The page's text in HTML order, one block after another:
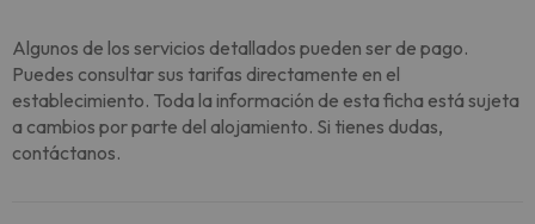
Algunos de los servicios detallados pueden ser de pago.
Puedes consultar sus tarifas directamente en el
establecimiento. Toda la información de esta ficha está sujeta
a cambios por parte del alojamiento. Si tienes dudas,
contáctanos.